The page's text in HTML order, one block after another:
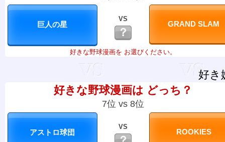
VS
？
好きな野球漫画を お選びください。
好き
好きな野球漫画は どっち？
7位 vs 8位
VS